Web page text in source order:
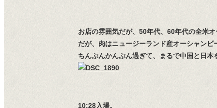
お店の雰囲気だが、50年代、60年代の全米
だが、肉はニュージーランド産オーシャン
ちんぷんかんぷん過ぎて、まるで中国と日
10:28入場。